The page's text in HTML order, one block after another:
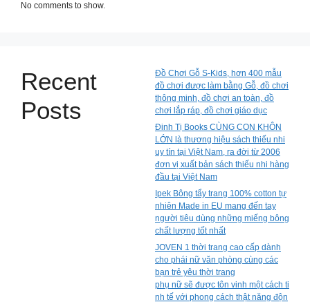
No comments to show.
Recent
Posts
Đồ Chơi Gỗ S-Kids, hơn 400 mẫu
đồ chơi được làm bằng Gỗ, đồ chơi
thông minh, đồ chơi an toàn, đồ
chơi lắp ráp, đồ chơi giáo dục
Đinh Tị Books CÙNG CON KHÔN
LỚN là thương hiệu sách thiếu nhi
uy tín tại Việt Nam, ra đời từ 2006
đơn vị xuất bản sách thiếu nhi hàng
đầu tại Việt Nam
Ipek Bông tẩy trang 100% cotton tự
nhiên Made in EU mang đến tay
người tiêu dùng những miếng bông
chất lượng tốt nhất
JOVEN 1 thời trang cao cấp dành
cho phái nữ văn phòng cùng các
bạn trẻ yêu thời trang
phụ nữ sẽ được tôn vinh một cách ti
nh tế với phong cách thật năng độn